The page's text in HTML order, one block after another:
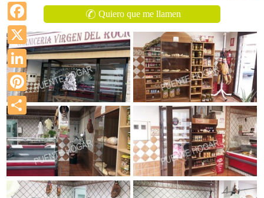
Quiero que me llamen
Facebook
X
LinkedIn
Pinterest
Compartir